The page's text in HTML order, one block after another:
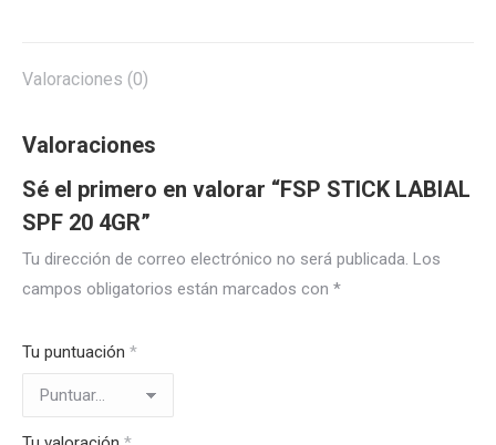
Valoraciones (0)
Valoraciones
Sé el primero en valorar “FSP STICK LABIAL
SPF 20 4GR”
Tu dirección de correo electrónico no será publicada. Los
campos obligatorios están marcados con *
Tu puntuación *